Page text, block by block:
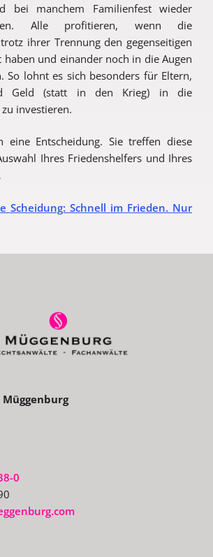
bei manchem Familienfest wieder
Alle profitieren, wenn die
ihrer Trennung den gegenseitigen
haben und einander noch in die Augen
So lohnt es sich besonders für Eltern,
Geld (statt in den Krieg) in die
investieren.
eine Entscheidung. Sie treffen diese
Ihres Friedenshelfers und Ihres
Scheidung: Schnell im Frieden. Nur
0